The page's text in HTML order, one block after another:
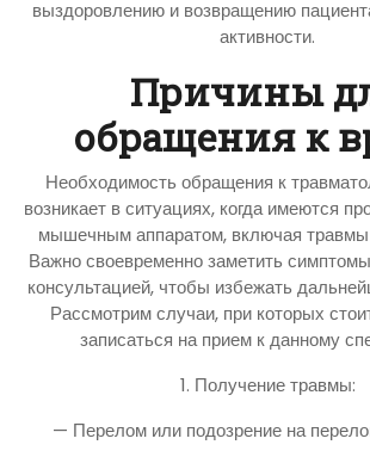
выздоровлению и возвращению
активности.
Причины
обращения к
Необходимость обращения к
возникает в ситуациях, когда имеются
мышечным аппаратом, включая травмы
Важно своевременно заметить
консультацией, чтобы избежать
Рассмотрим случаи, при которых
записаться на прием к данному
1. Получение травмы:
— Перелом или подозрение на